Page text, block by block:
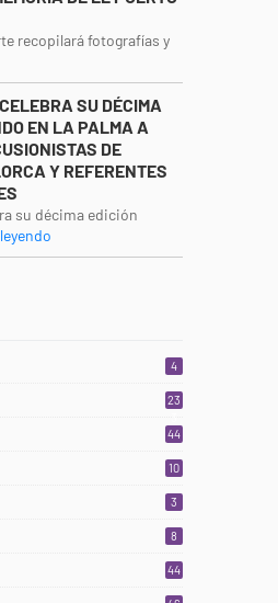
recopilará fotografías y
SU DÉCIMA
EN LA PALMA A
DE
Y REFERENTES
su décima edición
4
23
44
10
3
8
44